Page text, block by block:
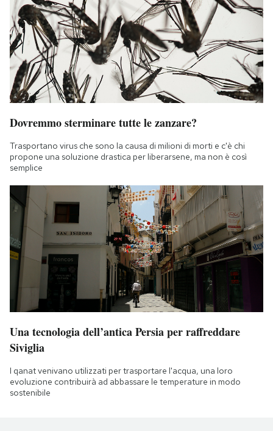
Dovremmo sterminare tutte le zanzare?
Trasportano virus che sono la causa di milioni di morti e c'è chi
propone una soluzione drastica per liberarsene, ma non è così
semplice
Una tecnologia dell’antica Persia per raffreddare
Siviglia
I qanat venivano utilizzati per trasportare l'acqua, una loro
evoluzione contribuirà ad abbassare le temperature in modo
sostenibile